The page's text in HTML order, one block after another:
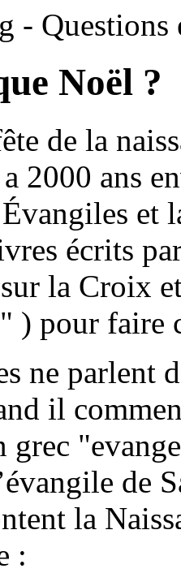
- Questions
Noël ?
de la
2000 ans
et
écrits
la Croix
) pour faire
ne parlent
il
grec
de
la
: